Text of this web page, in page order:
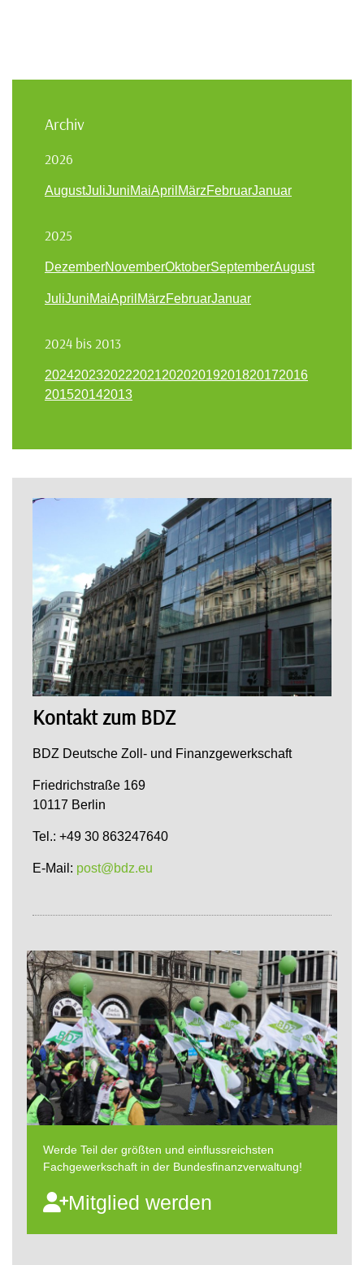
Archiv
2026
AugustJuliJuniMaiApril MärzFebruarJanuar
2025
DezemberNovemberOktoberSeptemberAugust
JuliJuniMaiApril MärzFebruarJanuar
2024 bis 2013
202420232022202120202019201820172016
201520142013
Kontakt zum BDZ
BDZ Deutsche Zoll- und Finanzgewerkschaft
Friedrichstraße 169
10117 Berlin
Tel.: +49 30 863247640
E-Mail: post@bdz.eu
Werde Teil der größten und einflussreichsten
Fachgewerkschaft in der Bundesfinanzverwaltung!
Mitglied werden